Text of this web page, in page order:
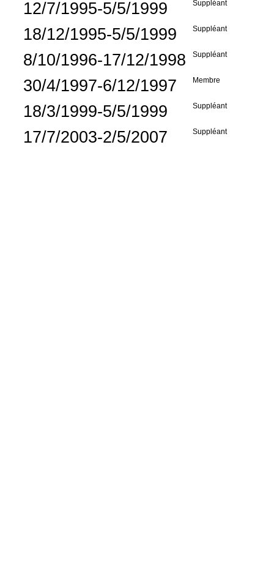
12/7/1995-5/5/1999 Suppléant
18/12/1995-5/5/1999 Suppléant
8/10/1996-17/12/1998 Suppléant
30/4/1997-6/12/1997 Membre
18/3/1999-5/5/1999 Suppléant
17/7/2003-2/5/2007 Suppléant